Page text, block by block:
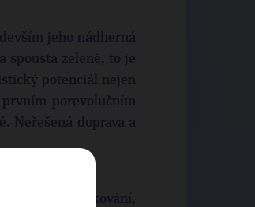
jeho nádherná
spousta zeleně, to je
potenciál nejen
porevolučním
Neřešená doprava a
dopravy a parkování,